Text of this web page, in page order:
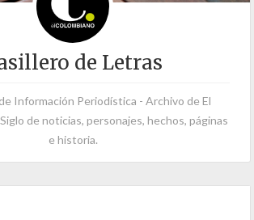
de Letras
Información Periodística - Archivo de El
de noticias, personajes, hechos, páginas
e historia.